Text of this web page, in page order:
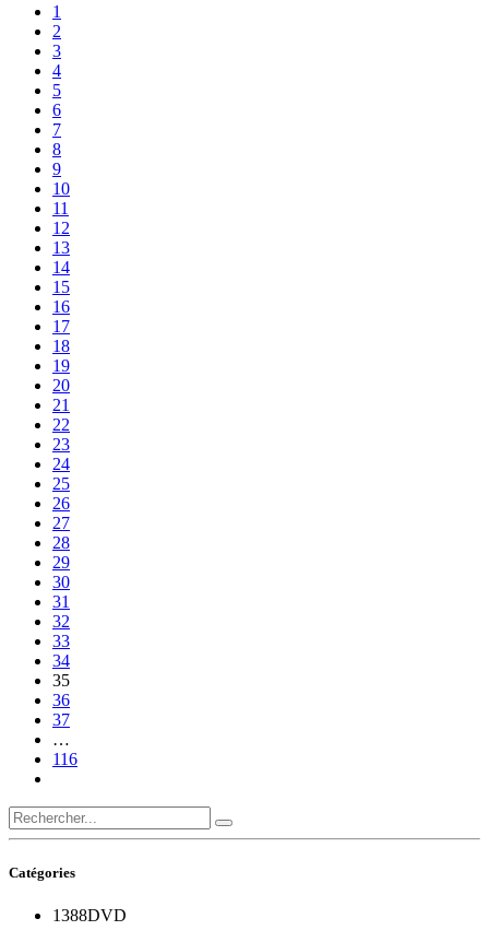
1
2
3
4
5
6
7
8
9
10
11
12
13
14
15
16
17
18
19
20
21
22
23
24
25
26
27
28
29
30
31
32
33
34
35
36
37
…
116
Catégories
1388DVD